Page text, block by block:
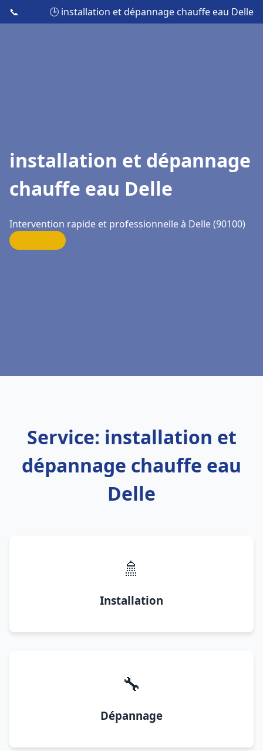
📞 🕒 installation et dépannage chauffe eau Delle
installation et dépannage
chauffe eau Delle
Intervention rapide et professionnelle à Delle (90100)
Service: installation et
dépannage chauffe eau
Delle
🚿
Installation
🔧
Dépannage